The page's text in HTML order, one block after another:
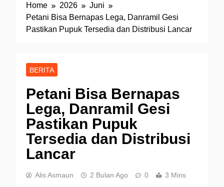
Home 2026
Juni
Petani Bisa Bernapas Lega, Danramil Gesi
Pastikan Pupuk Tersedia dan Distribusi Lancar
BERITA
Petani Bisa Bernapas
Lega, Danramil Gesi
Pastikan Pupuk
Tersedia dan Distribusi
Lancar
Alis Asmaun 2 Bulan Ago 0 3 Mins